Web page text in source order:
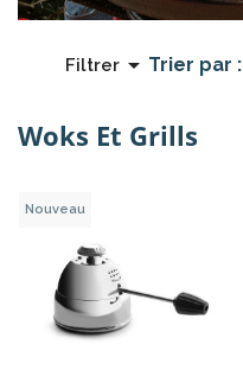
Filtrer Trier par :
Woks Et Grills
Nouveau